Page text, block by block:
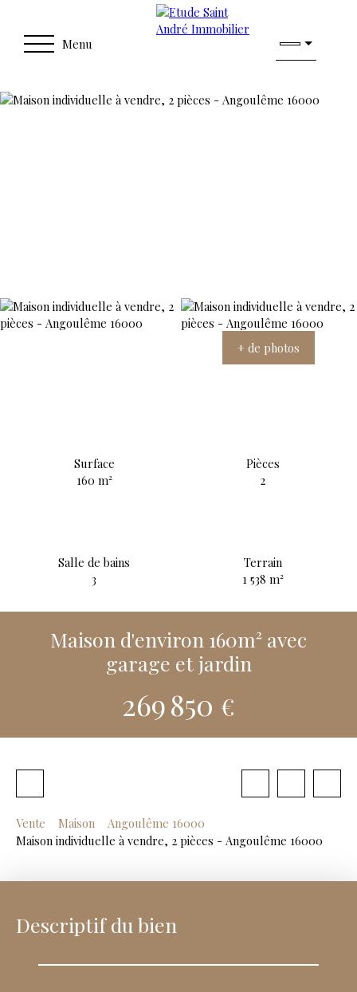
Menu
+ de photos
Surface
160 m²
Pièces
2
Salle de bains
3
Terrain
1 538 m²
Maison d'environ 160m² avec
garage et jardin
269 850 €
Vente Maison
Angoulême 16000
Maison individuelle à vendre, 2 pièces - Angoulême 16000
Descriptif du bien